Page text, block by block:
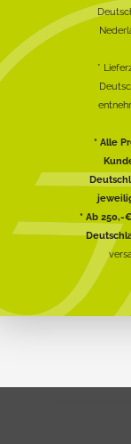
*
* Alle
* Ab 250,-